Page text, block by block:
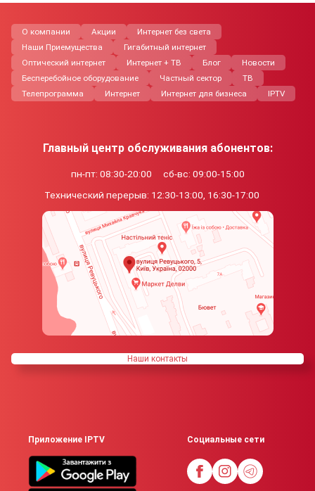
О компании Акции
Интернет без света
Наши Приемущества
Гигабитный интернет
Оптический интернет
Интернет + ТВ Блог
Новости
Бесперебойное оборудование
Частный сектор
ТВ
Телепрограмма
Интернет Интернет для бизнеса IPTV
Главный центр обслуживания абонентов:
пн-пт: 08:30-20:00
сб-вс: 09:00-15:00
Технический перерыв: 12:30-13:00, 16:30-17:00
Наши контакты
Приложение IPTV Социальные сети